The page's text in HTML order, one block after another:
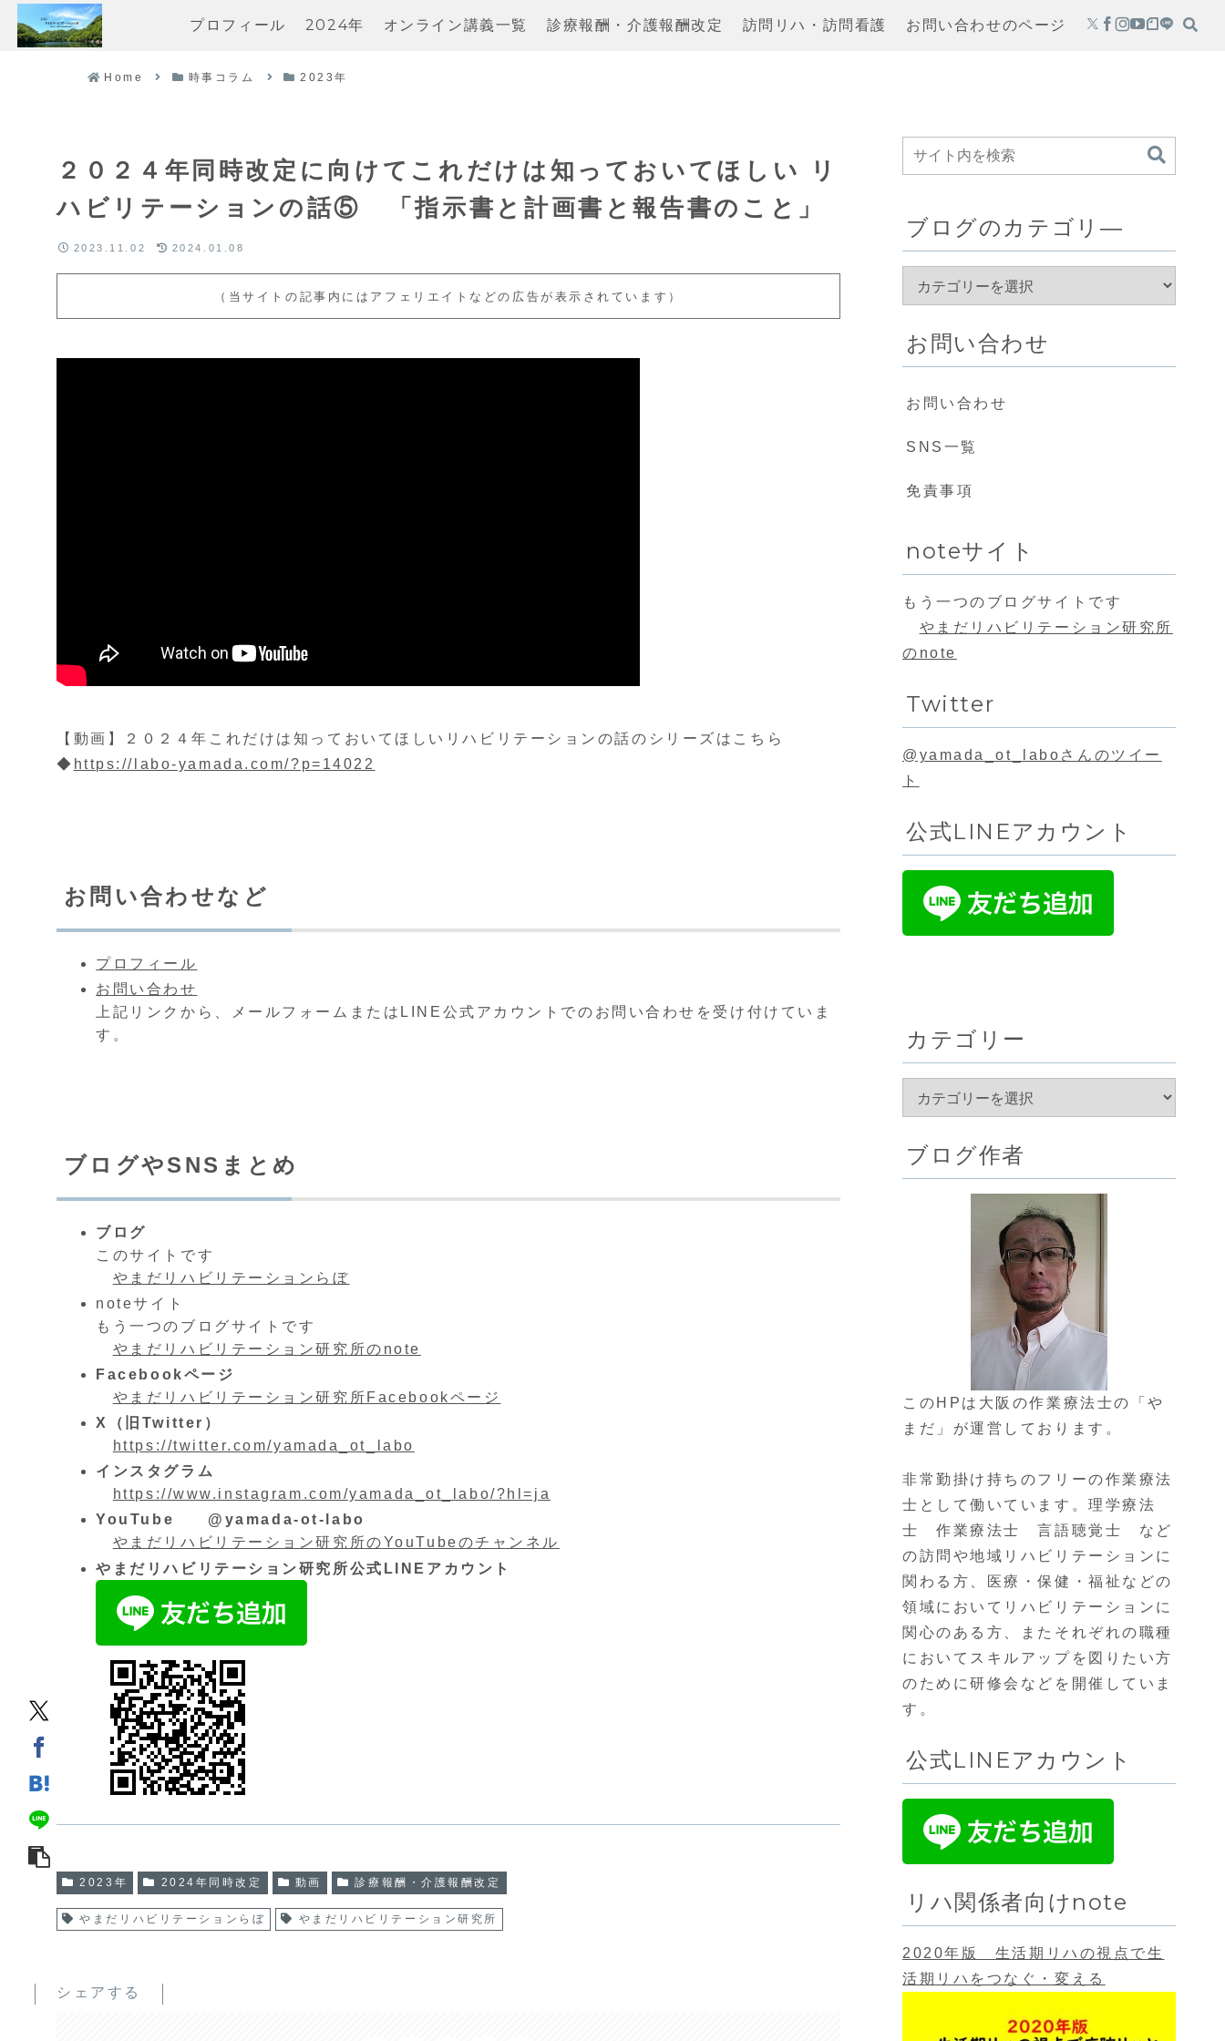
プロフィール 2024年 オンライン講義一覧 診療報酬・介護報酬改定 訪問リハ・訪問看護 お問い合わせのページ
Home 時事コラム 2023年
２０２４年同時改定に向けてこれだけは知っておいてほしい リ
ハビリテーションの話⑤ 「指示書と計画書と報告書のこと」
2023.11.02 2024.01.08
（当サイトの記事内にはアフェリエイトなどの広告が表示されています）
【動画】２０２４年これだけは知っておいてほしいリハビリテーションの話のシリーズはこちら
◆ https://labo-yamada.com/?p=14022
お問い合わせなど
プロフィール
お問い合わせ
上記リンクから、メールフォームまたはLINE公式アカウントでのお問い合わせを受け付けていま
す。
ブログやSNSまとめ
ブログ
このサイトです
やまだリハビリテーションらぼ
noteサイト
もう一つのブログサイトです
やまだリハビリテーション研究所のnote
Facebookページ
やまだリハビリテーション研究所Facebookページ
X（旧Twitter）
https://twitter.com/yamada_ot_labo
インスタグラム
https://www.instagram.com/yamada_ot_labo/?hl=ja
YouTube @yamada-ot-labo
やまだリハビリテーション研究所のYouTubeのチャンネル
やまだリハビリテーション研究所公式LINEアカウント
2023年 2024年同時改定 動画 診療報酬・介護報酬改定
やまだリハビリテーションらぼ やまだリハビリテーション研究所
シェアする
ブログのカテゴリ―
お問い合わせ
お問い合わせ
SNS一覧
免責事項
noteサイト
もう一つのブログサイトです
やまだリハビリテーション研究所
のnote
Twitter
@yamada_ot_laboさんのツイー
ト
公式LINEアカウント
カテゴリー
ブログ作者
このHPは大阪の作業療法士の「や
まだ」が運営しております。
非常勤掛け持ちのフリーの作業療法
士として働いています。理学療法
士 作業療法士 言語聴覚士 など
の訪問や地域リハビリテーションに
関わる方、医療・保健・福祉などの
領域においてリハビリテーションに
関心のある方、またそれぞれの職種
においてスキルアップを図りたい方
のために研修会などを開催していま
す。
公式LINEアカウント
リハ関係者向けnote
2020年版 生活期リハの視点で生
活期リハをつなぐ・変える